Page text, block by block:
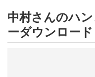
中村さんのハ
ーダウンロード